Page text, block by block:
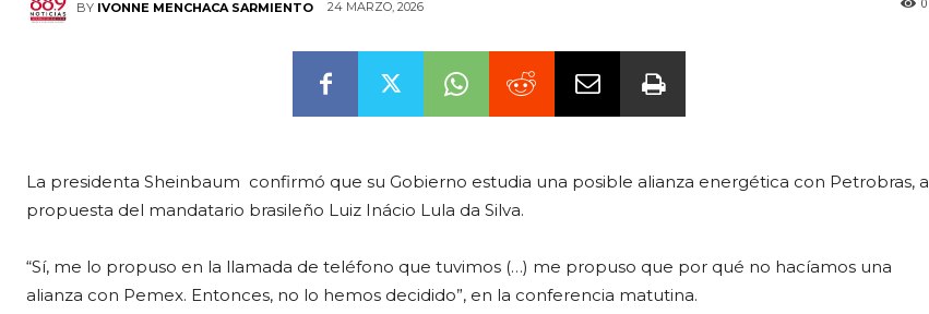
BY IVONNE MENCHACA SARMIENTO 24 MARZO, 2026
La presidenta Sheinbaum confirmó que su Gobierno estudia una posible alianza energética con Petrobras, a
propuesta del mandatario brasileño Luiz Inácio Lula da Silva.
“Sí, me lo propuso en la llamada de teléfono que tuvimos (…) me propuso que por qué no hacíamos una
alianza con Pemex. Entonces, no lo hemos decidido”, en la conferencia matutina.